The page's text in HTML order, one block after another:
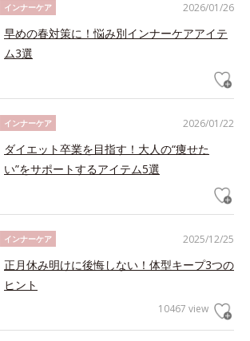
2026/01/26
インナーケア
早めの春対策に！悩み別インナーケアアイテ
ム3選
2026/01/22
インナーケア
ダイエット卒業を目指す！大人の“痩せた
い”をサポートするアイテム5選
2025/12/25
インナーケア
正月休み明けに後悔しない！体型キープ3つの
ヒント
10467 view